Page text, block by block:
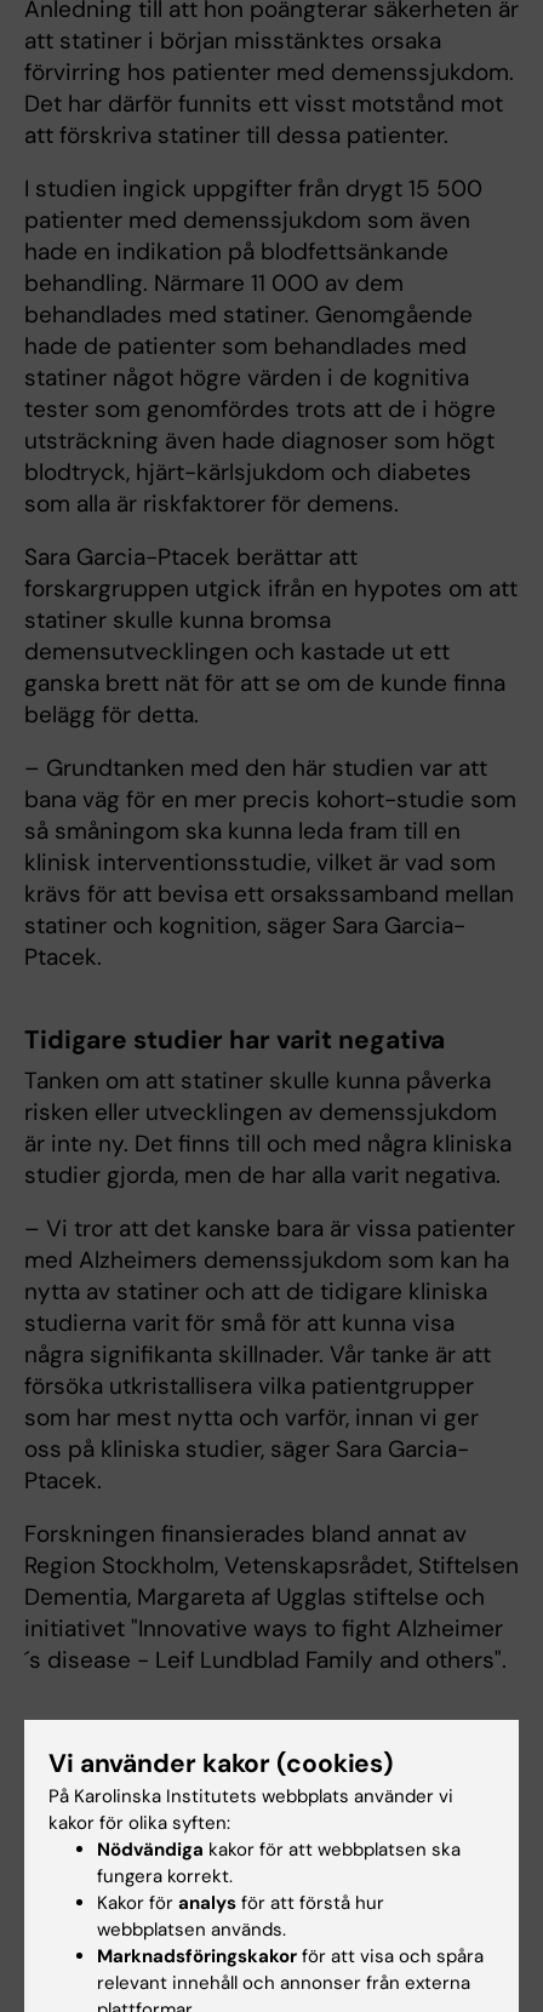
Anledning till att hon poängterar säkerheten är
att statiner i början misstänktes orsaka
förvirring hos patienter med demenssjukdom.
Det har därför funnits ett visst motstånd mot
att förskriva statiner till dessa patienter.
I studien ingick uppgifter från drygt 15 500
patienter med demenssjukdom som även
hade en indikation på blodfettsänkande
behandling. Närmare 11 000 av dem
behandlades med statiner. Genomgående
hade de patienter som behandlades med
statiner något högre värden i de kognitiva
tester som genomfördes trots att de i högre
utsträckning även hade diagnoser som högt
blodtryck, hjärt-kärlsjukdom och diabetes
som alla är riskfaktorer för demens.
Sara Garcia-Ptacek berättar att
forskargruppen utgick ifrån en hypotes om att
statiner skulle kunna bromsa
demensutvecklingen och kastade ut ett
ganska brett nät för att se om de kunde finna
belägg för detta.
– Grundtanken med den här studien var att
bana väg för en mer precis kohort-studie som
så småningom ska kunna leda fram till en
klinisk interventionsstudie, vilket är vad som
krävs för att bevisa ett orsakssamband mellan
statiner och kognition, säger Sara Garcia-
Ptacek.
Tidigare studier har varit negativa
Tanken om att statiner skulle kunna påverka
risken eller utvecklingen av demenssjukdom
är inte ny. Det finns till och med några kliniska
studier gjorda, men de har alla varit negativa.
– Vi tror att det kanske bara är vissa patienter
med Alzheimers demenssjukdom som kan ha
nytta av statiner och att de tidigare kliniska
studierna varit för små för att kunna visa
några signifikanta skillnader. Vår tanke är att
försöka utkristallisera vilka patientgrupper
som har mest nytta och varför, innan vi ger
oss på kliniska studier, säger Sara Garcia-
Ptacek.
Forskningen finansierades bland annat av
Region Stockholm, Vetenskapsrådet, Stiftelsen
Dementia, Margareta af Ugglas stiftelse och
initiativet "Innovative ways to fight Alzheimer
´s disease - Leif Lundblad Family and others".
“Statins and cognitive decline in patients with
Alzheimer’s and mixed dementia: A
longitudinal registry-based cohort study”
Bojana Petek, Henrike Häbel, Hong Xu, Marta
Villa-Lopez, Irena Kalar, Minh Tuan Hoang, Silvia
Maioli, Joana B. Pereira, Shayan Mostafaei,
Bengt Winblad, Milica Gregoric Kramberger,
Maria Eriksdotter, Sara Garcia-Ptacek,
Vi använder kakor (cookies)
På Karolinska Institutets webbplats använder vi
kakor för olika syften:
Nödvändiga kakor för att webbplatsen ska
fungera korrekt.
Kakor för analys för att förstå hur
webbplatsen används.
Marknadsföringskakor för att visa och spåra
relevant innehåll och annonser från externa